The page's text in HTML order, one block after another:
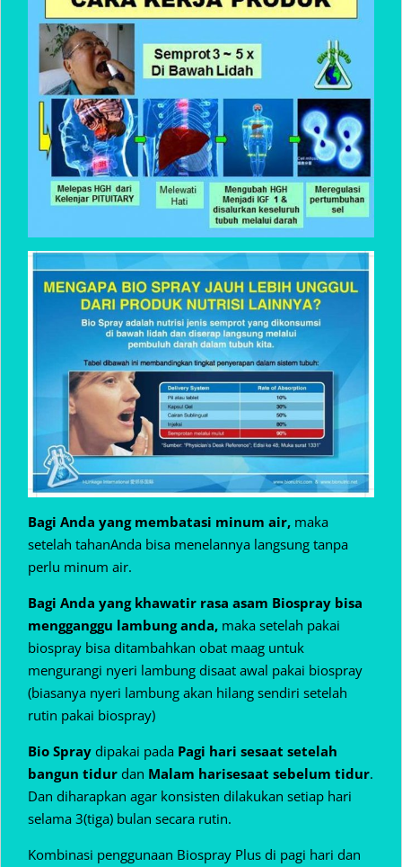
Bagi Anda yang membatasi minum air, maka
setelah tahanAnda bisa menelannya langsung tanpa
perlu minum air.
Bagi Anda yang khawatir rasa asam Biospray bisa
mengganggu lambung anda, maka setelah pakai
biospray bisa ditambahkan obat maag untuk
mengurangi nyeri lambung disaat awal pakai biospray
(biasanya nyeri lambung akan hilang sendiri setelah
rutin pakai biospray)
Bio Spray dipakai pada Pagi hari sesaat setelah
bangun tidur dan Malam harisesaat sebelum tidur.
Dan diharapkan agar konsisten dilakukan setiap hari
selama 3(tiga) bulan secara rutin.
Kombinasi penggunaan Biospray Plus di pagi hari dan